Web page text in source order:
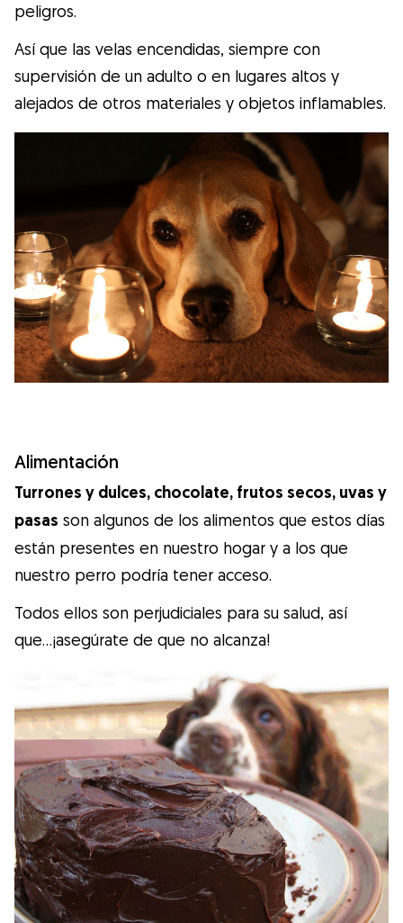
peligros.
Así que las velas encendidas, siempre con
supervisión de un adulto o en lugares altos y
alejados de otros materiales y objetos inflamables.
Alimentación
Turrones y dulces, chocolate, frutos secos, uvas y
pasas son algunos de los alimentos que estos días
están presentes en nuestro hogar y a los que
nuestro perro podría tener acceso.
Todos ellos son perjudiciales para su salud, así
que…¡asegúrate de que no alcanza!